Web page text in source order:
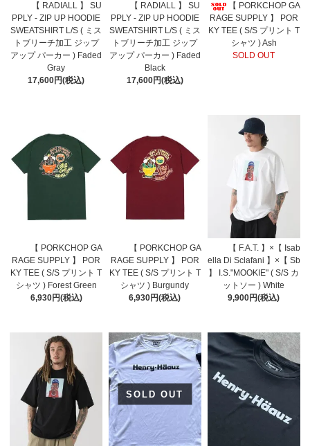
【 RADIALL 】 SU
PPLY - ZIP UP HOODIE
SWEATSHIRT L/S ( ミス
トブリーチ加工 ジップ
アップ パーカー ) Faded
Gray
17,600円(税込)
【 RADIALL 】 SU
PPLY - ZIP UP HOODIE
SWEATSHIRT L/S ( ミス
トブリーチ加工 ジップ
アップ パーカー ) Faded
Black
17,600円(税込)
【 PORKCHOP GA
RAGE SUPPLY 】 POR
KY TEE ( S/S プリント T
シャツ ) Ash
SOLD OUT
【 PORKCHOP GA
RAGE SUPPLY 】 POR
KY TEE ( S/S プリント T
シャツ ) Forest Green
6,930円(税込)
【 PORKCHOP GA
RAGE SUPPLY 】 POR
KY TEE ( S/S プリント T
シャツ ) Burgundy
6,930円(税込)
【 F.A.T. 】×【 Isab
ella Di Sclafani 】×【 Sb
】 I.S."MOOKIE" ( S/S カ
ットソー ) White
9,900円(税込)
SOLD OUT